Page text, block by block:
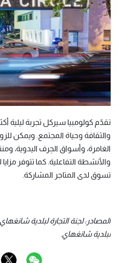
تقدّم كولومبيا سيركل تجربة ليلية
والثقافة وحياة المجتمع. ويمكن
الغامرة، وأسواق الحِرف اليدوية،
والأنشطة التفاعلية. كما تتوفر
تسوق لدى المتاجر المشاركة.
المصادر: لجنة التجارة لبلدية
لبلدية شانغهاي.